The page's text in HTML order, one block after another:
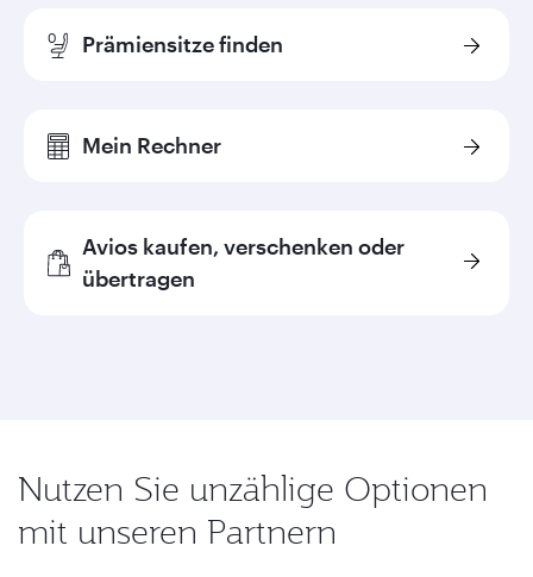
Prämiensitze finden
Mein Rechner
Avios kaufen, verschenken oder
übertragen
Nutzen Sie unzählige Optionen
mit unseren Partnern